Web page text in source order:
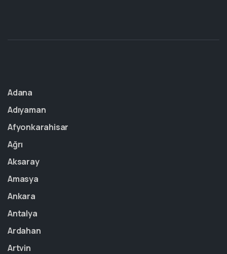
Adana
Adıyaman
Afyonkarahisar
Ağrı
Aksaray
Amasya
Ankara
Antalya
Ardahan
Artvin